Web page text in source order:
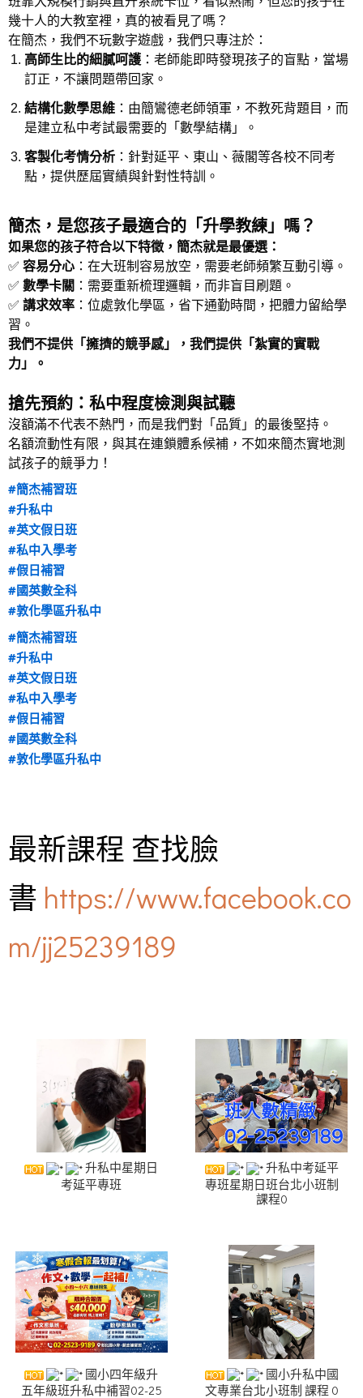
幾十人的大教室裡，真的被看見了嗎？
在簡杰，我們不玩數字遊戲，我們只專注於：
高師生比的細膩呵護 ：老師能即時發現孩子的盲點，當場
訂正，不讓問題帶回家。
結構化數學思維 ：由簡鸞德老師領軍，不教死背題目，而
是建立私中考試最需要的「數學結構」。
客製化考情分析 ：針對延平、東山、薇閣等各校不同考
點，提供歷屆實績與針對性特訓。
簡杰，是您孩子最適合的「升學教練」嗎？
如果您的孩子符合以下特徵，簡杰就是最優選：
✅ 容易分心 ：在大班制容易放空，需要老師頻繁互動引導。
✅ 數學卡關 ：需要重新梳理邏輯，而非盲目刷題。
✅ 講求效率 ：位處敦化學區，省下通勤時間，把體力留給學
習。
我們不提供「擁擠的競爭感」，我們提供「紮實的實戰
力」。
搶先預約：私中程度檢測與試聽
沒額滿不代表不熱門，而是我們對「品質」的最後堅持。
名額流動性有限，與其在連鎖體系候補，不如來簡杰實地測
試孩子的競爭力！
#簡杰補習班
#升私中
#英文假日班
#私中入學考
#假日補習
#國英數全科
#敦化學區升私中
#簡杰補習班
#升私中
#英文假日班
#私中入學考
#假日補習
#國英數全科
#敦化學區升私中
最新課程 查找臉
書 https://www.facebook.co
m/jj25239189
升私中星期日
考延平專班
升私中考延平
專班星期日班台北小班制
課程0
國小四年級升
五年級班升私中補習02-25
國小升私中國
文專業台北小班制 課程 0